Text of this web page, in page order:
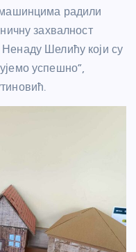
радили
захвалност
Шелићу који су
успешно”,